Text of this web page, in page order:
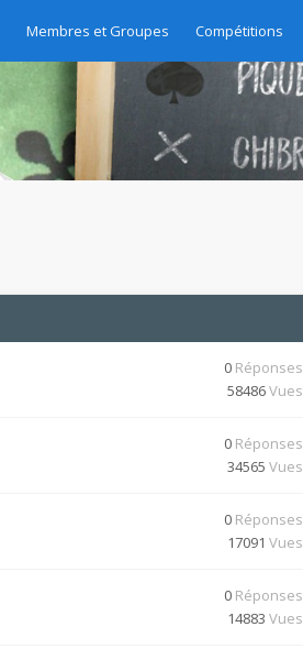
Membres et Groupes Compétitions
0 Réponses
58486Vues
0 Réponses
34565 Vues
0 Réponses
17091 Vues
0 Réponses
14883 Vues